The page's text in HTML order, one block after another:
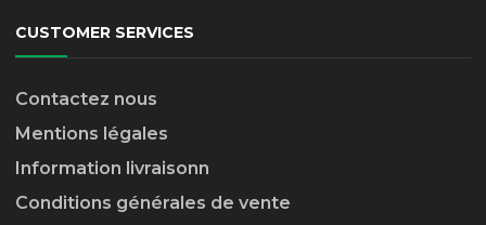
CUSTOMER SERVICES
Contactez nous
Mentions légales
Information livraisonn
Conditions générales de vente